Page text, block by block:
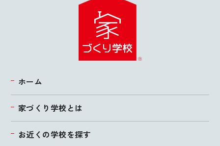
ホーム
家づくり学校とは
お近くの学校を探す